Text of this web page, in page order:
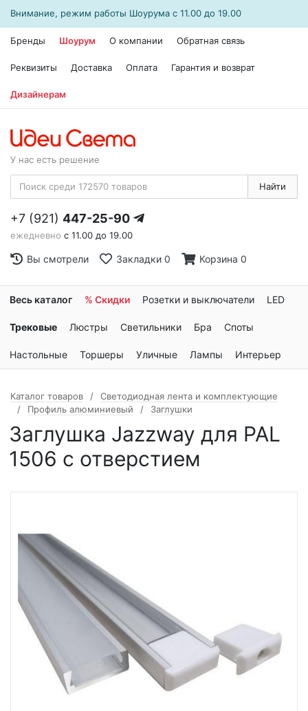
Внимание, режим работы Шоурума с 11.00 до 19.00
Бренды Шоурум О компании Обратная связь
Реквизиты Доставка Оплата Гарантия и возврат
Дизайнерам
У нас есть решение
Найти
+7 (921) 447-25-90
ежедневно с 11.00 до 19.00
Вы смотрели Закладки 0 Корзина 0
Весь каталог % Скидки Розетки и выключатели LED
Трековые Люстры Светильники Бра Споты
Настольные Торшеры Уличные Лампы Интерьер
Каталог товаров
Светодиодная лента и комплектующие
Профиль алюминиевый
Заглушки
Заглушка Jazzway для PAL
1506 с отверстием